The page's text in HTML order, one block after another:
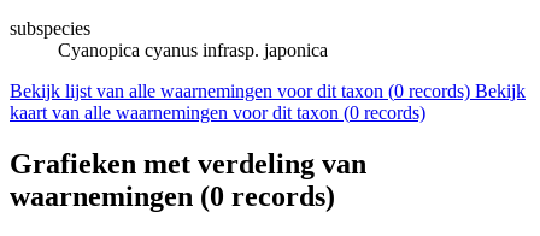
subspecies
Cyanopica cyanus infrasp. japonica
Bekijk lijst van alle waarnemingen voor dit taxon (0 records) Bekijk
kaart van alle waarnemingen voor dit taxon (0 records)
Grafieken met verdeling van
waarnemingen (0 records)